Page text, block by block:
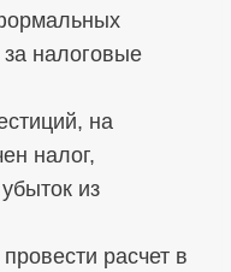
налоговые
на
налог,
из
расчет в